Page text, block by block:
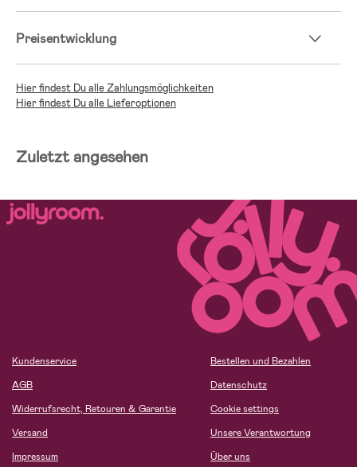
Preisentwicklung
Hier findest Du alle Zahlungsmöglichkeiten
Hier findest Du alle Lieferoptionen
Zuletzt angesehen
Kundenservice
AGB
Widerrufsrecht, Retouren & Garantie
Versand
Impressum
Bestellen und Bezahlen
Datenschutz
Cookie settings
Unsere Verantwortung
Über uns